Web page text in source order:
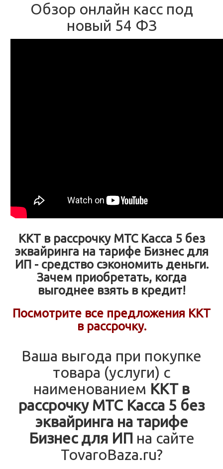
Обзор онлайн касс под
новый 54 ФЗ
ККТ в рассрочку МТС Касса 5 без
эквайринга на тарифе Бизнес для
ИП - средство сэкономить деньги.
Зачем приобретать, когда
выгоднее взять в кредит!
Посмотрите все предложения ККТ
в рассрочку.
Ваша выгода при покупке
товара (услуги) с
наименованием ККТ в
рассрочку МТС Касса 5 без
эквайринга на тарифе
Бизнес для ИПна сайте
TovaroBaza.ru?